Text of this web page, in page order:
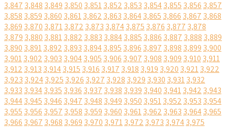
3,847 3,848 3,849 3,850 3,8513,852 3,853 3,8543,855 3,856 3,857
3,858 3,859 3,860 3,8613,862 3,863 3,8643,865 3,866 3,867 3,868
3,869 3,870 3,8713,872 3,873 3,8743,875 3,876 3,877 3,878
3,879 3,880 3,8813,882 3,883 3,8843,885 3,886 3,887 3,888 3,889
3,890 3,8913,892 3,893 3,8943,895 3,896 3,897 3,898 3,899 3,900
3,9013,902 3,903 3,9043,905 3,906 3,907 3,908 3,909 3,910 3,911
3,912 3,913 3,9143,915 3,916 3,917 3,918 3,919 3,920 3,9213,922
3,923 3,9243,925 3,926 3,927 3,928 3,929 3,930 3,9313,932
3,933 3,9343,935 3,936 3,937 3,938 3,939 3,940 3,9413,942 3,943
3,9443,945 3,946 3,947 3,948 3,949 3,950 3,9513,952 3,953 3,954
3,955 3,956 3,957 3,958 3,959 3,960 3,9613,962 3,963 3,9643,965
3,966 3,967 3,968 3,969 3,970 3,9713,972 3,973 3,9743,975